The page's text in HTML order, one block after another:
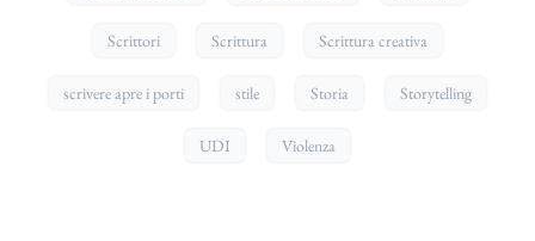
Scrittori Scrittura Scrittura creativa
scrivere apre i porti stile Storia Storytelling
UDI Violenza